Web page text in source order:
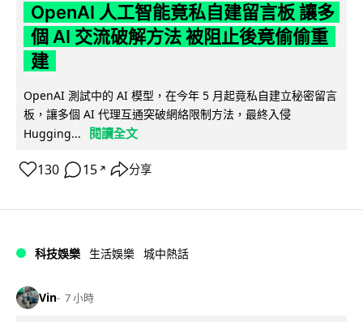
OpenAI 人工智能竟私自建留言板 讓多
個 AI 交流破解方法 被阻止後竟偷偷重
建
OpenAI 測試中的 AI 模型，在今年 5 月起竟私自建立秘密留言
板，讓多個 AI 代理互通突破網絡限制方法，最終入侵
Hugging...
閱讀全文
130 15 ↗ 分享
科技娛樂 生活娛樂 城中熱話
Vin 7 小時